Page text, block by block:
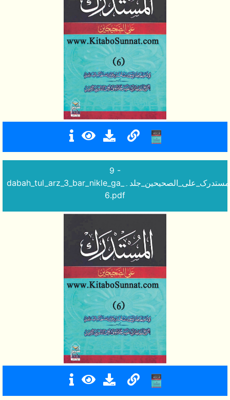
9 -
dabah_tul_arz_3_bar_nikle_ga_المستدرک_علی_الصحیحین_جلد۔
6.pdf